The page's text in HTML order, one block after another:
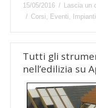
15/05/2016
Lascia un
Corsi
Eventi Impianti
Tutti gli
nell’edilizia su